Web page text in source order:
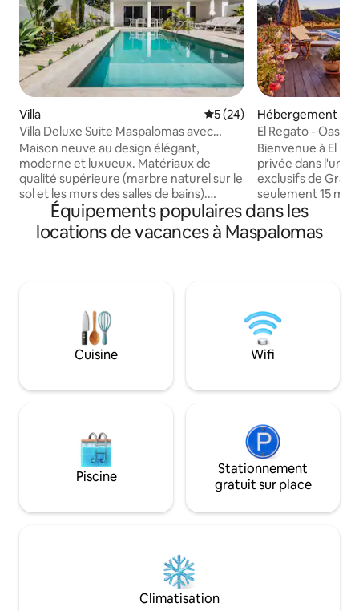
Villa Évaluation moyenne sur la
5 (24)
Villa Deluxe Suite Maspalomas avec
piscine privée
Maison neuve au design élégant,
moderne et luxueux. Matériaux de
qualité supérieure (marbre naturel sur le
sol et les murs des salles de bains).
Composée de 240 m2. Séjour/salle à
manger spacieux, cuisine entièrement
équipée, toilettes invités et 4 chambres
terrasse, balcon et terrasse sur le toit.
Wifi gratuit, climatisation. Bien située
dans un quartier résidentiel calme, à
proximité de la mer, des commerces et
Hébergement
El Regato - Oasis
Bienvenue à El Regato !
privée dans l'un
exclusifs de
seulement 15
Maspalomas.
comprend une
appartements
idéal pour
bien-être et, si
travail. Parfait
inoubliables en
Équipements populaires dans les
locations de vacances à Maspalomas
Cuisine Wifi
Piscine
Stationnement
gratuit sur place
Climatisation